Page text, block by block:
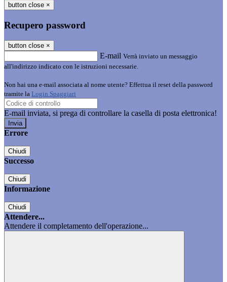
button close ×
Recupero password
button close ×
E-mail Verrà inviato un messaggio
all'indirizzo indicato con le istruzioni necessarie.
Non hai una e-mail associata al nome utente? Effettua il reset della password
tramite la Login Spaggiari
E-mail inviata, si prega di controllare la casella di posta elettronica!
Errore
Chiudi
Successo
Chiudi
Informazione
Chiudi
Attendere...
Attendere il completamento dell'operazione...